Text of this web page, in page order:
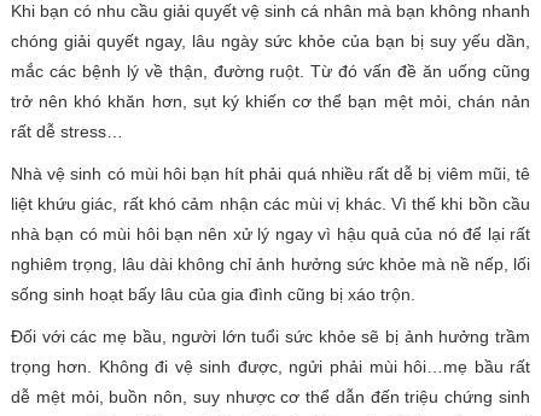
Khi bạn có nhu cầu giải quyết vệ sinh cá nhân mà bạn không nhanh
chóng giải quyết ngay, lâu ngày sức khỏe của bạn bị suy yếu dần,
mắc các bệnh lý về thận, đường ruột. Từ đó vấn đề ăn uống cũng
trở nên khó khăn hơn, sụt ký khiến cơ thể bạn mệt mỏi, chán nản
rất dễ stress…
Nhà vệ sinh có mùi hôi bạn hít phải quá nhiều rất dễ bị viêm mũi, tê
liệt khứu giác, rất khó cảm nhận các mùi vị khác. Vì thế khi bồn cầu
nhà bạn có mùi hôi bạn nên xử lý ngay vì hậu quả của nó để lại rất
nghiêm trọng, lâu dài không chỉ ảnh hưởng sức khỏe mà nề nếp, lối
sống sinh hoạt bấy lâu của gia đình cũng bị xáo trộn.
Đối với các mẹ bầu, người lớn tuổi sức khỏe sẽ bị ảnh hưởng trầm
trọng hơn. Không đi vệ sinh được, ngửi phải mùi hôi…mẹ bầu rất
dễ mệt mỏi, buồn nôn, suy nhược cơ thể dẫn đến triệu chứng sinh